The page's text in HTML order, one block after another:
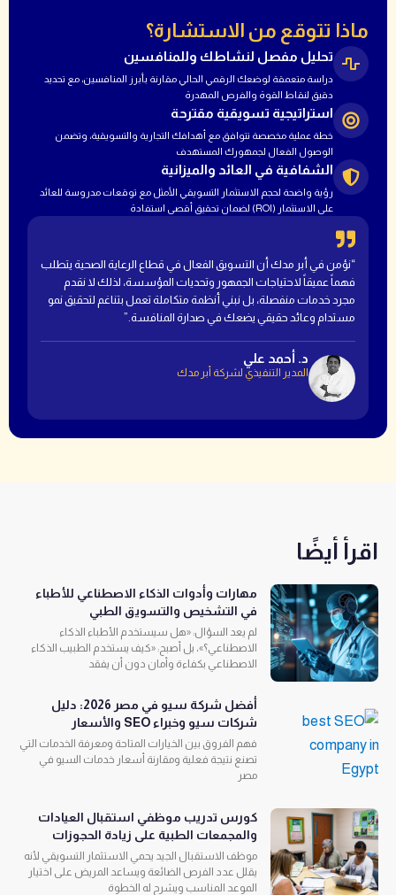
ماذا تتوقع من الاستشارة؟
تحليل مفصل لنشاطك وللمنافسين
دراسة متعمقة لوضعك الرقمي الحالي مقارنة بأبرز المنافسين، مع تحديد
دقيق لنقاط القوة والفرص المهدرة
استراتيجية تسويقية مقترحة
خطة عملية مخصصة تتوافق مع أهدافك التجارية والتسويقية، وتضمن
الوصول الفعال لجمهورك المستهدف
الشفافية في العائد والميزانية
رؤية واضحة لحجم الاستثمار التسويقي الأمثل مع توقعات مدروسة للعائد
على الاستثمار (ROI) لضمان تحقيق أقصى استفادة
“نؤمن في أبر مدك أن التسويق الفعال في قطاع الرعاية الصحية يتطلب
فهماً عميقاً لاحتياجات الجمهور وتحديات المؤسسة، لذلك لا نقدم
مجرد خدمات منفصلة، بل نبني أنظمة متكاملة تعمل بتناغم لتحقيق نمو
مستدام وعائد حقيقي يضعك في صدارة المنافسة.”
د. أحمد علي
المدير التنفيذي لشركة أبر مدك
اقرأ أيضًا
مهارات وأدوات الذكاء الاصطناعي للأطباء
في التشخيص والتسويق الطبي
لم يعد السؤال: «هل سيستخدم الأطباء الذكاء
الاصطناعي؟»، بل أصبح: «كيف يستخدم الطبيب الذكاء
الاصطناعي بكفاءة وأمان دون أن يفقد
أفضل شركة سيو في مصر 2026: دليل
شركات سيو وخبراء SEO والأسعار
فهم الفروق بين الخيارات المتاحة ومعرفة الخدمات التي
تصنع نتيجة فعلية ومقارنة أسعار خدمات السيو في
مصر
كورس تدريب موظفي استقبال العيادات
والمجمعات الطبية على زيادة الحجوزات
موظف الاستقبال الجيد يحمي الاستثمار التسويقي لأنه
يقلل عدد الفرص الضائعة ويساعد المريض على اختيار
الموعد المناسب ويشرح له الخطوة